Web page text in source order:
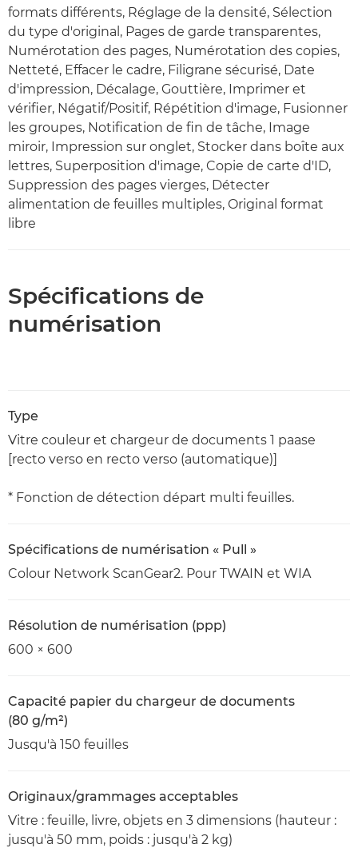
formats différents, Réglage de la densité, Sélection
du type d'original, Pages de garde transparentes,
Numérotation des pages, Numérotation des copies,
Netteté, Effacer le cadre, Filigrane sécurisé, Date
d'impression, Décalage, Gouttière, Imprimer et
vérifier, Négatif/Positif, Répétition d'image, Fusionner
les groupes, Notification de fin de tâche, Image
miroir, Impression sur onglet, Stocker dans boîte aux
lettres, Superposition d'image, Copie de carte d'ID,
Suppression des pages vierges, Détecter
alimentation de feuilles multiples, Original format
libre
Spécifications de
numérisation
Type
Vitre couleur et chargeur de documents 1 paase
[recto verso en recto verso (automatique)]
* Fonction de détection départ multi feuilles.
Spécifications de numérisation « Pull »
Colour Network ScanGear2. Pour TWAIN et WIA
Résolution de numérisation (ppp)
600 × 600
Capacité papier du chargeur de documents
(80 g/m²)
Jusqu'à 150 feuilles
Originaux/grammages acceptables
Vitre : feuille, livre, objets en 3 dimensions (hauteur :
jusqu'à 50 mm, poids : jusqu'à 2 kg)